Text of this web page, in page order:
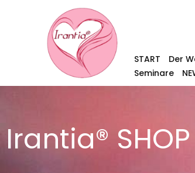
START Der
Seminare
Irantia® SHOP